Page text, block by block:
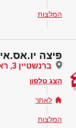
המלצות
פיצה יו.אס.אי
ברנשטיין 3, ראשון לציון
הצג טלפון
לאתר
המלצות